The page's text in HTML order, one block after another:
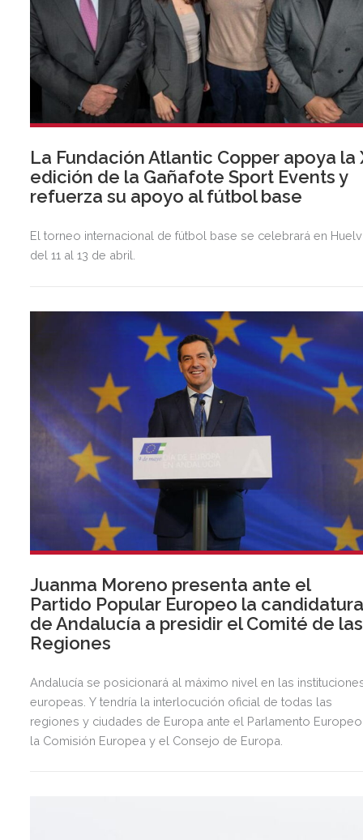
La Fundación Atlantic Copper apoya la
edición de la Gañafote Sport Events y
refuerza su apoyo al fútbol base
El torneo internacional de fútbol base se celebrará en
del 11 al 13 de abril.
Juanma Moreno presenta ante el
Partido Popular Europeo la
de Andalucía a presidir el Comité de las
Regiones
Andalucía se posicionará al máximo nivel en las
europeas. Y tendría la interlocución oficial de todas las
regiones y ciudades de Europa ante el Parlamento
la Comisión Europea y el Consejo de Europa.